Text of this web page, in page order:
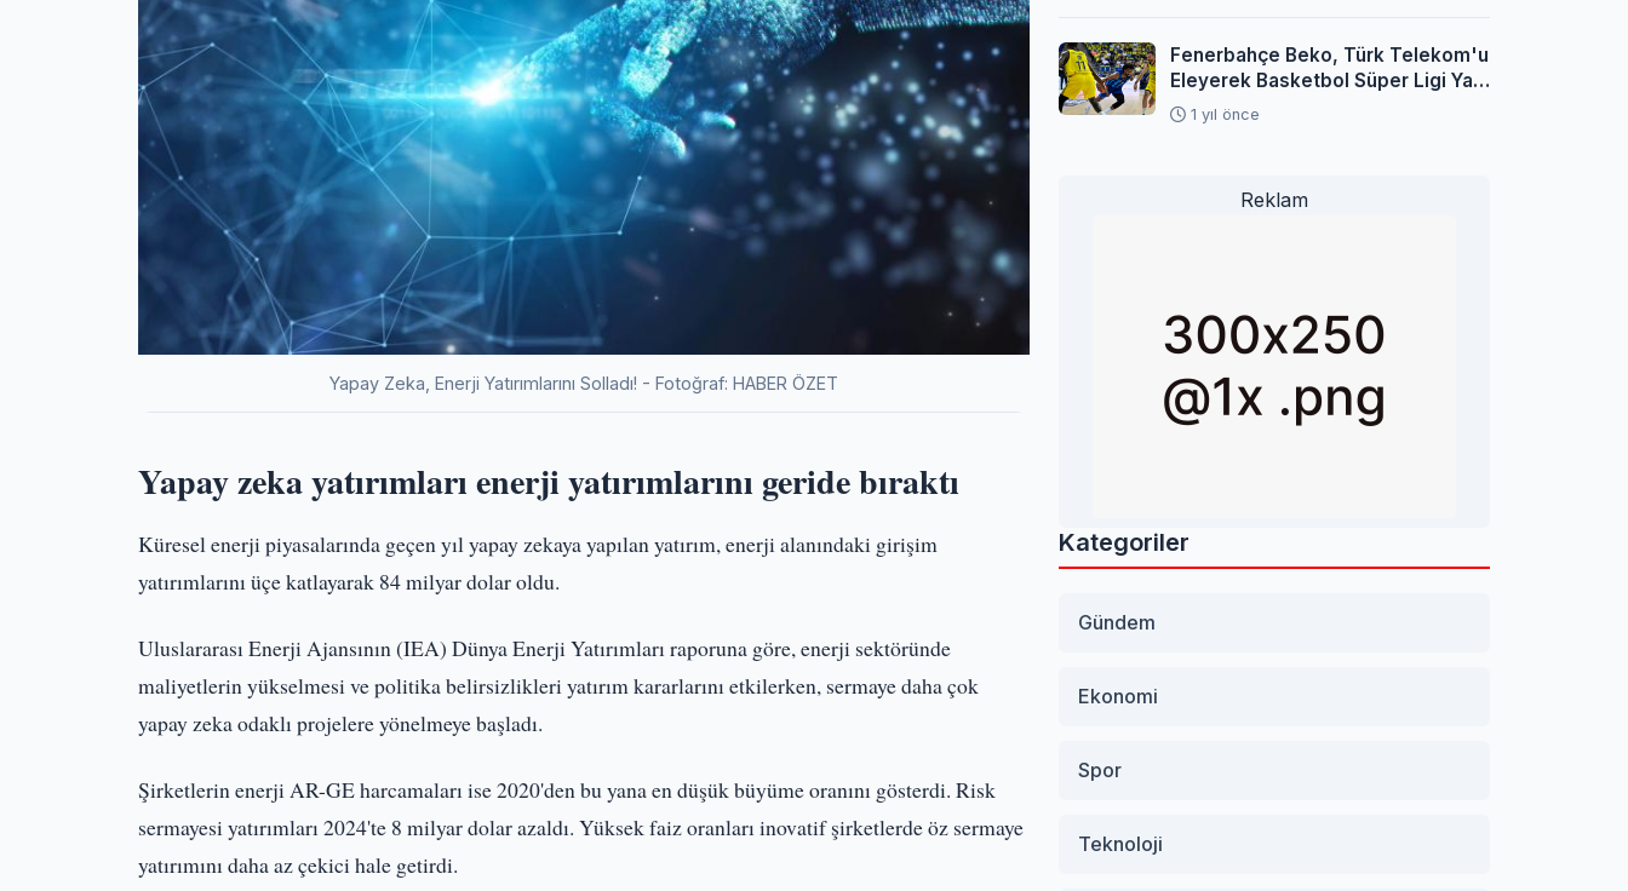
Yapay Zeka, Enerji Yatırımlarını Solladı! - Fotoğraf: HABER ÖZET
Yapay zeka yatırımları enerji yatırımlarını geride bıraktı
Küresel enerji piyasalarında geçen yıl yapay zekaya yapılan yatırım, enerji alanındaki girişim
yatırımlarını üçe katlayarak 84 milyar dolar oldu.
Uluslararası Enerji Ajansının (IEA) Dünya Enerji Yatırımları raporuna göre, enerji sektöründe
maliyetlerin yükselmesi ve politika belirsizlikleri yatırım kararlarını etkilerken, sermaye daha çok
yapay zeka odaklı projelere yönelmeye başladı.
Şirketlerin enerji AR-GE harcamaları ise 2020'den bu yana en düşük büyüme oranını gösterdi. Risk
sermayesi yatırımları 2024'te 8 milyar dolar azaldı. Yüksek faiz oranları inovatif şirketlerde öz sermaye
yatırımını daha az çekici hale getirdi.
Fenerbahçe Beko, Türk Telekom'u
Eleyerek Basketbol Süper Ligi Yarı
Finaline Yükseldi
1 yıl önce
Reklam
Kategoriler
Gündem
Ekonomi
Spor
Teknoloji